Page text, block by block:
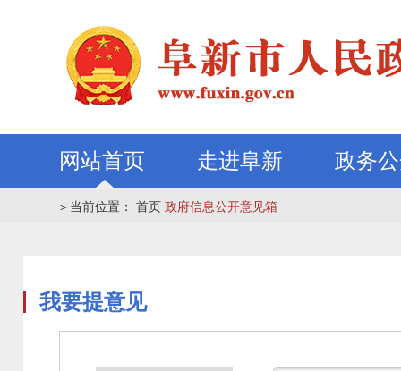
网站首页 走进阜新 政务
当前位置： 首页
＞ 政府信息公开意见箱
我要提意见